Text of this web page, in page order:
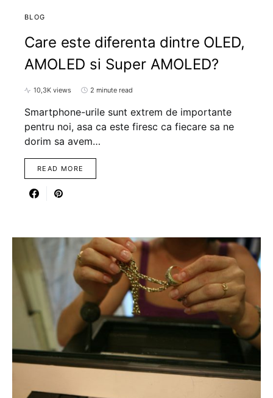
BLOG
Care este diferenta dintre OLED,
AMOLED si Super AMOLED?
10,3K views 2 minute read
Smartphone-urile sunt extrem de importante
pentru noi, asa ca este firesc ca fiecare sa ne
dorim sa avem…
READ MORE